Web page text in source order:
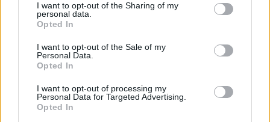
I want to opt-out of the Sharing of my
personal data.
Opted In
I want to opt-out of the Sale of my
Personal Data.
Opted In
I want to opt-out of processing my
Personal Data for Targeted Advertising.
Opted In
Ezek is érdekelhetik
Hetek óta először csökkent